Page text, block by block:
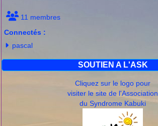
11 membres
Connectés :
pascal
SOUTIEN A L'ASK
Cliquez sur le logo pour
visiter le site de l'Association
du Syndrome Kabuki